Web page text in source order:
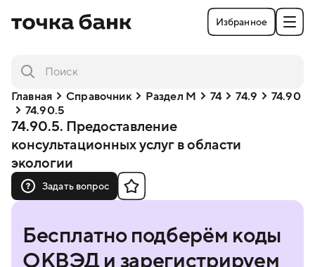
Избранное
Главная Справочник Раздел M 74 74.9
74.90
74.90.5
74.90.5. Предоставление
консультационных услуг в области
экологии
Задать вопрос
Бесплатно подберём коды
ОКВЭД и зарегистрируем